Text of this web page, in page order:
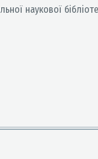
наукової